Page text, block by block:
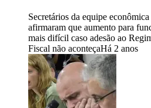
Secretários da equipe
afirmaram que aumento para
mais difícil caso adesão ao
Fiscal não aconteçaHá 2 anos